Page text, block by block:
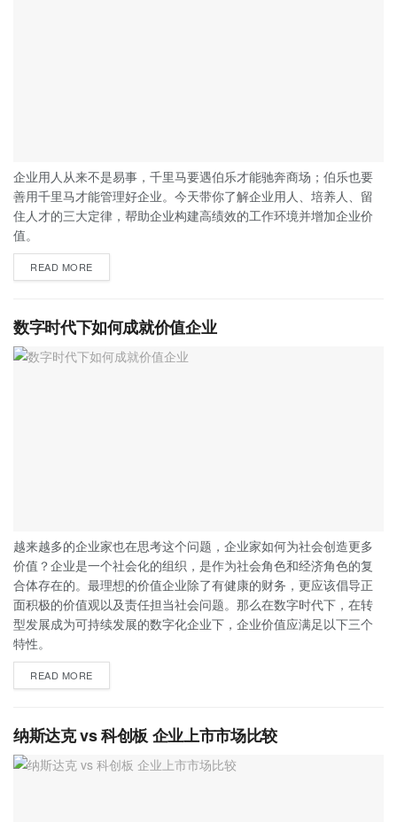
企业用人从来不是易事，千里马要遇伯乐才能驰奔商场；伯乐也要
善用千里马才能管理好企业。今天带你了解企业用人、培养人、留
住人才的三大定律，帮助企业构建高绩效的工作环境并增加企业价
值。
READ MORE
数字时代下如何成就价值企业
越来越多的企业家也在思考这个问题，企业家如何为社会创造更多
价值？企业是一个社会化的组织，是作为社会角色和经济角色的复
合体存在的。最理想的价值企业除了有健康的财务，更应该倡导正
面积极的价值观以及责任担当社会问题。那么在数字时代下，在转
型发展成为可持续发展的数字化企业下，企业价值应满足以下三个
特性。
READ MORE
纳斯达克 vs 科创板 企业上市市场比较